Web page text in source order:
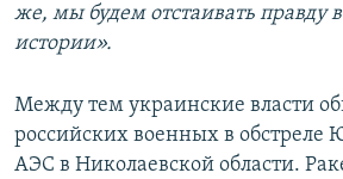
же, мы будем отстаивать правду
истории».
Между тем украинские власти
российских военных в
АЭС в Николаевской области.